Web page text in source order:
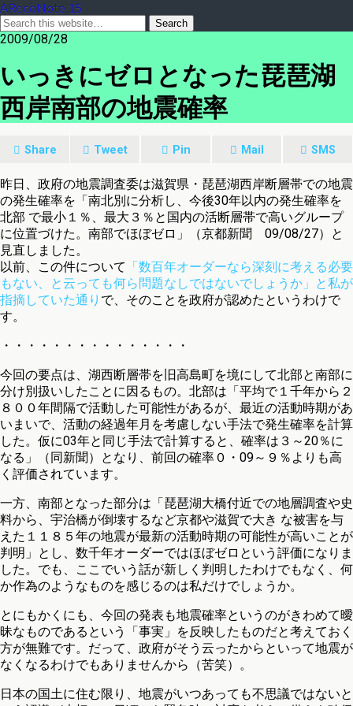
ARecoNote 15
2009/08/28
いっきにゼロとなった琵琶湖
西岸南部の地震確率
Share Tweet Pin Mail SMS
昨日、政府の地震調査委は滋賀県・琵琶湖西岸断層帯での地震
の発生確率を「南北別に分析し、今後30年以内の発生確率を
北部 で最小１％、最大３％と国内の活断層帯で高いグループ
に位置づけた。南部でほぼゼロ」（京都新聞 09/08/27）と
見直しました。
以前、この件について 「数百年オーダーなら深刻に考える必要
もない、と云っても何ら問題なしではないでしょうか」と私が
指摘していた通り で、そのことを政府が認めたというわけで
す。
・・・・・・・・・・・・・・・
今回の要点は、湖西断層帯を旧高島町を境にして北部と南部に
分け別扱いしたことに因るもの。北部は「平均で１千年から２
８００年間隔で活動した可能性があるが、最近の活動時期があ
いまいで、活動の経過年月を考慮しない手法で発生確率を計算
した。仮に03年と同じ手法で計算すると、確率は３～20％に
なる」（同新聞）となり、前回の確率０・09～９％よりも高
く評価されています。
一方、南部となった部分は「琵琶湖大橋付近での地層調査や史
料から、宇治橋が倒壊するなど京都や滋賀で大き な被害を与
えた１１８５年の地震が最新の活動時期の可能性が高いことが
判明」とし、数千年オーダーではほぼゼロという評価になりま
した。でも、ここでいう話が新しく判明したわけでもなく、何
か作為のようなものを感じるのは私だけでしょうか。
とにもかくにも、今回の発表も地震確率というのがきわめて曖
昧なものであるという「事実」を反映したものだと考えておく
方が無難です。だって、政府がそう云ったからといって地震が
なくなるわけでもありませんから（苦笑）。
日本の国土に住む限り、地震がいつあっても不思議ではないと